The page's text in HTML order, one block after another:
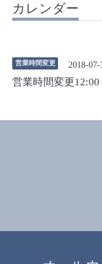
カレンダー
営業時間変更 2018-
営業時間変更12:00